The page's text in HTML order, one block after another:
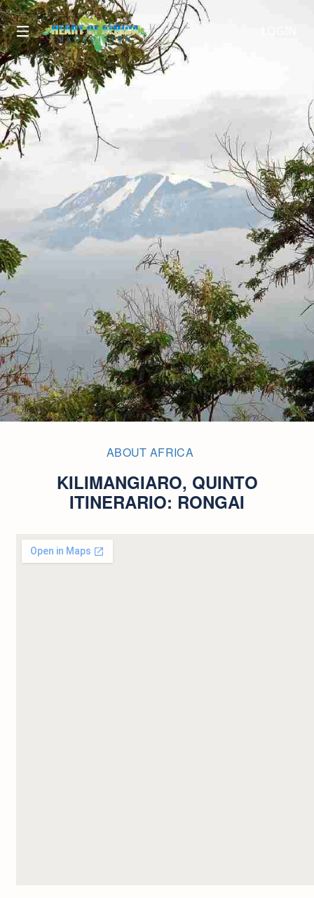
ABOUT AFRICA
KILIMANGIARO, QUINTO
ITINERARIO: RONGAI